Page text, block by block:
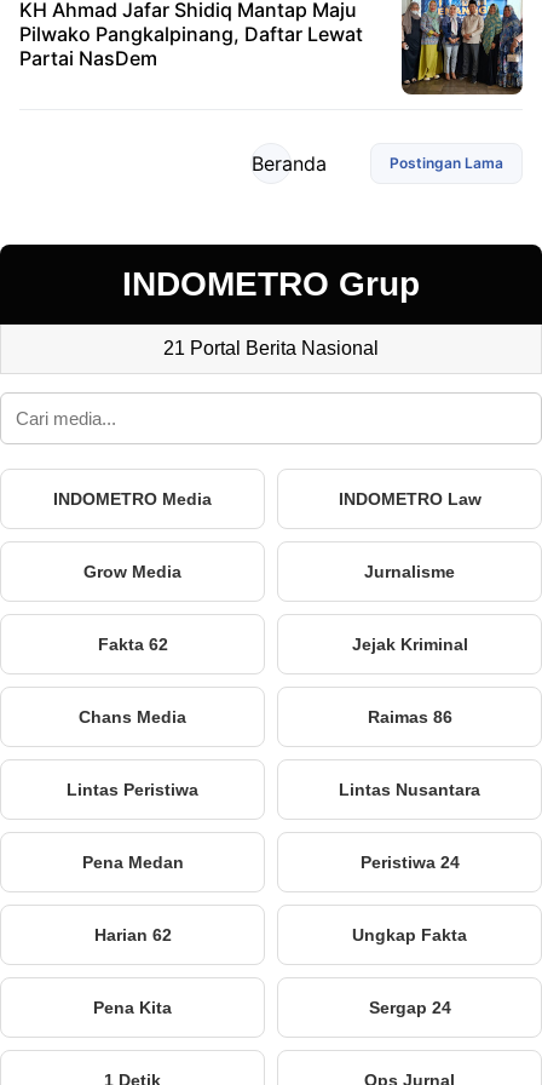
KH Ahmad Jafar Shidiq Mantap Maju
Pilwako Pangkalpinang, Daftar Lewat
Partai NasDem
Postingan Lama
Beranda
INDOMETRO Grup
21 Portal Berita Nasional
INDOMETRO Media INDOMETRO Law
Grow Media Jurnalisme
Fakta 62 Jejak Kriminal
Chans Media Raimas 86
Lintas Peristiwa Lintas Nusantara
Pena Medan Peristiwa 24
Harian 62 Ungkap Fakta
Pena Kita Sergap 24
1 Detik Ops Jurnal